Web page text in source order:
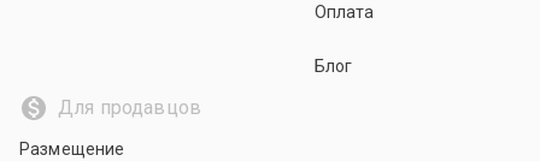
Оплата
Блог
Для продавцов
Размещение